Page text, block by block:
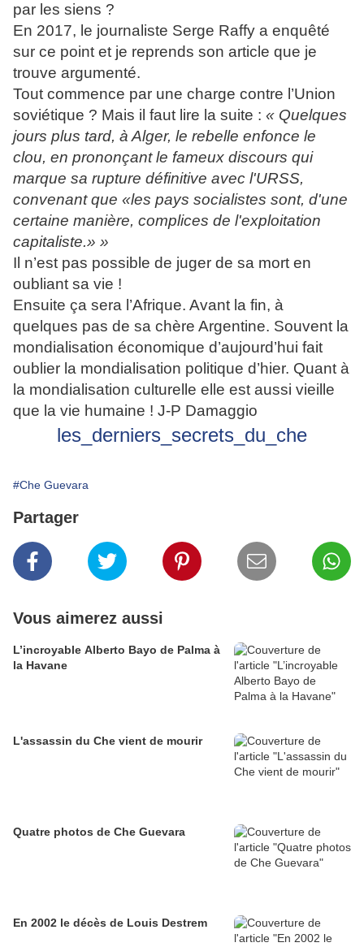
par les siens ?
En 2017, le journaliste Serge Raffy a enquêté
sur ce point et je reprends son article que je
trouve argumenté.
Tout commence par une charge contre l’Union
soviétique ? Mais il faut lire la suite : « Quelques
jours plus tard, à Alger, le rebelle enfonce le
clou, en prononçant le fameux discours qui
marque sa rupture définitive avec l'URSS,
convenant que «les pays socialistes sont, d'une
certaine manière, complices de l'exploitation
capitaliste.» »
Il n’est pas possible de juger de sa mort en
oubliant sa vie !
Ensuite ça sera l’Afrique. Avant la fin, à
quelques pas de sa chère Argentine. Souvent la
mondialisation économique d’aujourd’hui fait
oublier la mondialisation politique d’hier. Quant à
la mondialisation culturelle elle est aussi vieille
que la vie humaine ! J-P Damaggio
les_derniers_secrets_du_che
#Che Guevara
Partager
Vous aimerez aussi
L’incroyable Alberto Bayo de Palma à
la Havane
L'assassin du Che vient de mourir
Quatre photos de Che Guevara
En 2002 le décès de Louis Destrem